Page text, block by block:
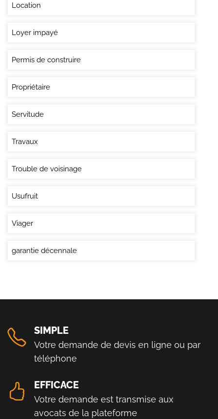
Location
Loyer impayé
Permis de construire
Propriétaire
Servitude
Travaux
Trouble de voisinage
Usufruit
Viager
garantie décennale
SIMPLE
Votre demande de devis en ligne ou par
téléphone
EFFICACE
Votre demande est transmise aux
avocats de la plateforme